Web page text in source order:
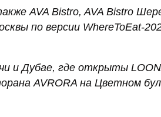
AVA Bistro, AVA Bistro
по версии WhereToEat-
и Дубае, где открыты
AVRORA на Цветном